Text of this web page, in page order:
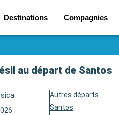
Destinations Compagnies
au départ de Santos
Autres départs
Santos